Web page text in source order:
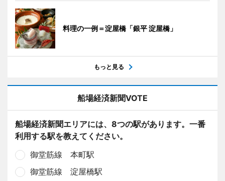
料理の一例＝淀屋橋「銀平 淀屋橋」
もっと見る
船場経済新聞VOTE
船場経済新聞エリアには、8つの駅があります。一番
利用する駅を教えてください。
御堂筋線 本町駅
御堂筋線 淀屋橋駅